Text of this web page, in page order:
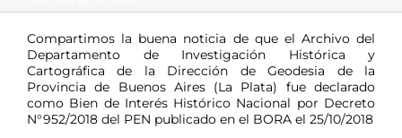
Compartimos la buena noticia de que el Archivo del
Departamento de Investigación Histórica y
Cartográfica de la Dirección de Geodesia de la
Provincia de Buenos Aires (La Plata) fue declarado
como Bien de Interés Histórico Nacional por Decreto
N°952/2018 del PEN publicado en el BORA el 25/10/2018